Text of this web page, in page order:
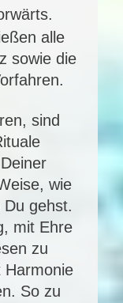
alle
sowie die
sind
wie
gehst.
mit Ehre
zu
Harmonie
So zu